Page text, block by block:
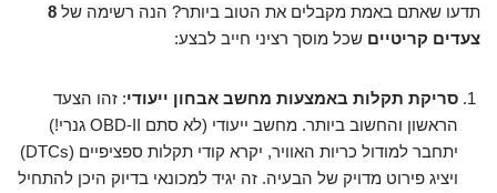
תדעו שאתם באמת מקבלים את הטוב ביותר? הנה רשימה של 8
צעדים קריטיים שכל מוסך רציני חייב לבצע:
סריקת תקלות באמצעות מחשב אבחון ייעודי: זהו הצעד
הראשון והחשוב ביותר. מחשב ייעודי (לא סתם OBD-II גנרי!)
יתחבר למודול כריות האוויר, יקרא קודי תקלות ספציפיים (DTCs)
ויציג פירוט מדויק של הבעיה. זה יגיד למכונאי בדיוק היכן להתחיל